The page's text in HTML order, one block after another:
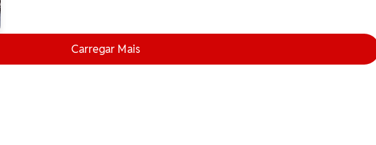
Carregar Mais